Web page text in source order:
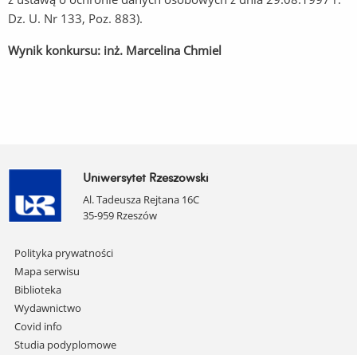
Dz. U. Nr 133, Poz. 883).
Wynik konkursu: inż. Marcelina Chmiel
Uniwersytet Rzeszowski
Al. Tadeusza Rejtana 16C
35-959 Rzeszów
Pomiń
nawigację
i
przejdź
do
treści
Polityka prywatności
Mapa serwisu
Biblioteka
Wydawnictwo
Covid info
Studia podyplomowe